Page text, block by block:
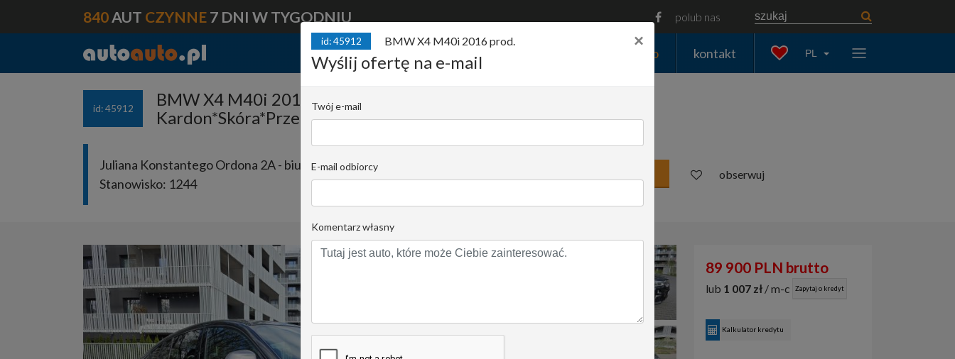
840AUT CZYNNE 7 DNI W TYGODNIU polub nas
finansuj auto kontakt PL
id: 45912
BMW X4 M40i 2016 prod. X4 M40i 3.0l benzyna 360KM*Harman
Kardon*Skóra*Przebieg:160,499km
Juliana Konstantego Ordona 2A - biuro C |
Stanowisko: 1244
Krzysztof Pomorski
+48519022435
obserwuj
89 900 PLN brutto
lub 1 007 zł / m-c Zapytaj o kredyt
Kalkulator kredytu
×
id: 45912 BMW X4 M40i 2016 prod.
Wyślij ofertę na e-mail
Twój e-mail
E-mail odbiorcy
Komentarz własny